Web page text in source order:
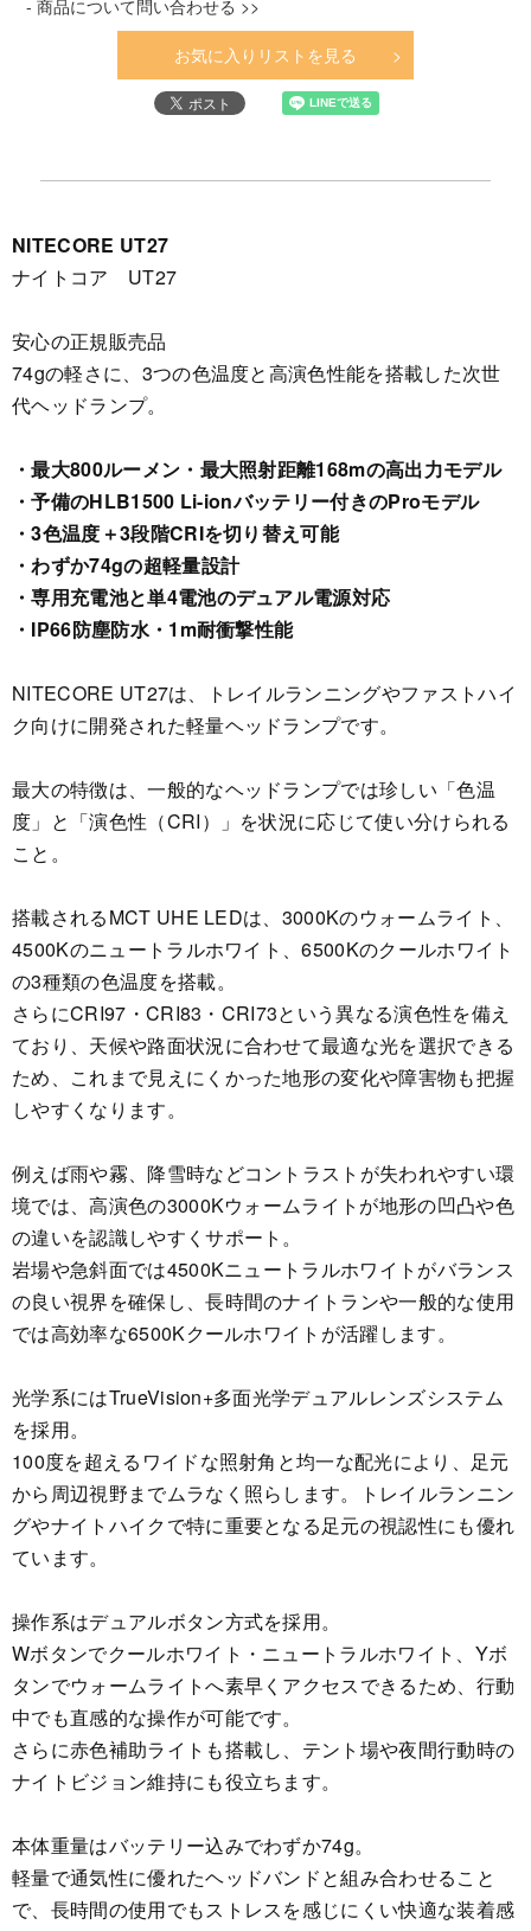
- 商品について問い合わせる >>
お気に入りリストを見る
NITECORE UT27
ナイトコア UT27
安心の正規販売品
74gの軽さに、3つの色温度と高演色性能を搭載した次世
代ヘッドランプ。
・最大800ルーメン・最大照射距離168mの高出力モデル
・予備のHLB1500 Li-ionバッテリー付きのProモデル
・3色温度＋3段階CRIを切り替え可能
・わずか74gの超軽量設計
・専用充電池と単4電池のデュアル電源対応
・IP66防塵防水・1m耐衝撃性能
NITECORE UT27は、トレイルランニングやファストハイ
ク向けに開発された軽量ヘッドランプです。
最大の特徴は、一般的なヘッドランプでは珍しい「色温
度」と「演色性（CRI）」を状況に応じて使い分けられる
こと。
搭載されるMCT UHE LEDは、3000Kのウォームライト、
4500Kのニュートラルホワイト、6500Kのクールホワイト
の3種類の色温度を搭載。
さらにCRI97・CRI83・CRI73という異なる演色性を備え
ており、天候や路面状況に合わせて最適な光を選択できる
ため、これまで見えにくかった地形の変化や障害物も把握
しやすくなります。
例えば雨や霧、降雪時などコントラストが失われやすい環
境では、高演色の3000Kウォームライトが地形の凹凸や色
の違いを認識しやすくサポート。
岩場や急斜面では4500Kニュートラルホワイトがバランス
の良い視界を確保し、長時間のナイトランや一般的な使用
では高効率な6500Kクールホワイトが活躍します。
光学系にはTrueVision+多面光学デュアルレンズシステム
を採用。
100度を超えるワイドな照射角と均一な配光により、足元
から周辺視野までムラなく照らします。トレイルランニン
グやナイトハイクで特に重要となる足元の視認性にも優れ
ています。
操作系はデュアルボタン方式を採用。
Wボタンでクールホワイト・ニュートラルホワイト、Yボ
タンでウォームライトへ素早くアクセスできるため、行動
中でも直感的な操作が可能です。
さらに赤色補助ライトも搭載し、テント場や夜間行動時の
ナイトビジョン維持にも役立ちます。
本体重量はバッテリー込みでわずか74g。
軽量で通気性に優れたヘッドバンドと組み合わせること
で、長時間の使用でもストレスを感じにくい快適な装着感